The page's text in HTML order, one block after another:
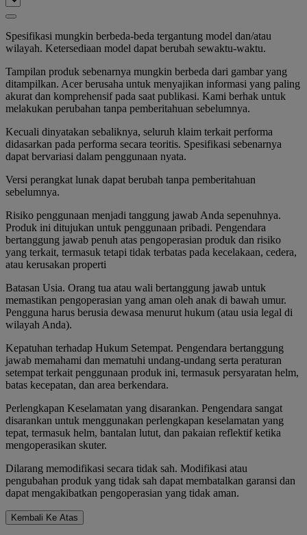
Spesifikasi mungkin berbeda-beda tergantung model dan/atau
wilayah. Ketersediaan model dapat berubah sewaktu-waktu.
Tampilan produk sebenarnya mungkin berbeda dari gambar yang
ditampilkan. Acer berusaha untuk menyajikan informasi yang paling
akurat dan komprehensif pada saat publikasi. Kami berhak untuk
melakukan perubahan tanpa pemberitahuan sebelumnya.
Kecuali dinyatakan sebaliknya, seluruh klaim terkait performa
didasarkan pada performa secara teoritis. Spesifikasi sebenarnya
dapat bervariasi dalam penggunaan nyata.
Versi perangkat lunak dapat berubah tanpa pemberitahuan
sebelumnya.
Risiko penggunaan menjadi tanggung jawab Anda sepenuhnya.
Produk ini ditujukan untuk penggunaan pribadi. Pengendara
bertanggung jawab penuh atas pengoperasian produk dan risiko
yang terkait, termasuk tetapi tidak terbatas pada kecelakaan, cedera,
atau kerusakan properti
Batasan Usia. Orang tua atau wali bertanggung jawab untuk
memastikan pengoperasian yang aman oleh anak di bawah umur.
Pengguna harus berusia dewasa menurut hukum (atau usia legal di
wilayah Anda).
Kepatuhan terhadap Hukum Setempat. Pengendara bertanggung
jawab memahami dan mematuhi undang-undang serta peraturan
setempat terkait penggunaan produk ini, termasuk persyaratan helm,
batas kecepatan, dan area berkendara.
Perlengkapan Keselamatan yang disarankan. Pengendara sangat
disarankan untuk menggunakan perlengkapan keselamatan yang
tepat, termasuk helm, bantalan lutut, dan pakaian reflektif ketika
mengoperasikan skuter.
Dilarang memodifikasi secara tidak sah. Modifikasi atau
pengubahan produk yang tidak sah dapat membatalkan garansi dan
dapat mengakibatkan pengoperasian yang tidak aman.
Kembali Ke Atas